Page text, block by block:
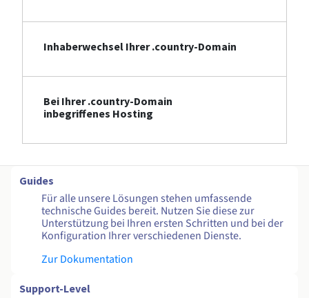
Inhaberwechsel Ihrer .country-Domain
Bei Ihrer .country-Domain
inbegriffenes Hosting
Guides
Für alle unsere Lösungen stehen umfassende
technische Guides bereit. Nutzen Sie diese zur
Unterstützung bei Ihren ersten Schritten und bei der
Konfiguration Ihrer verschiedenen Dienste.
Zur Dokumentation
Support-Level